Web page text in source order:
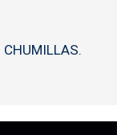
CHUMILLAS.